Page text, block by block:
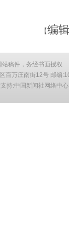
【编
稿件，务经书面授权
百万庄南街12号 邮编
持:中国新闻社网络中心